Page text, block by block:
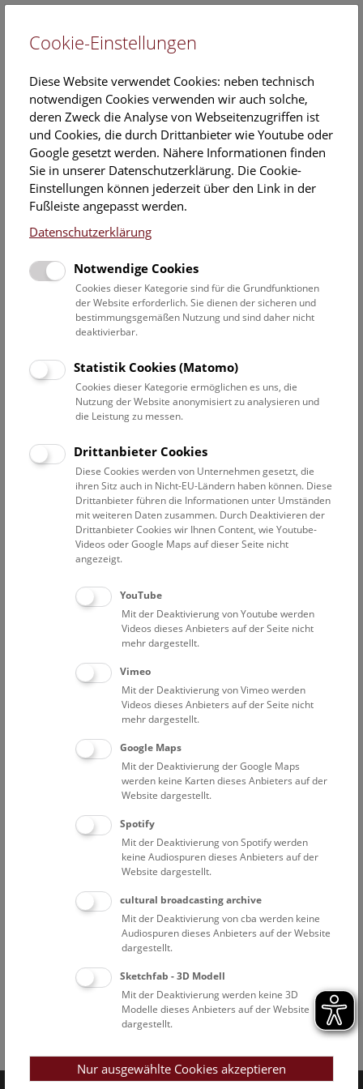
EN
Veranstaltungskalender
Informationen zu Gruppen,- Kindergarten- und
Schulprogrammen finden Siehier
Datumsfilter
21.2.2024
Datum auswählen
Erweiterte Suche
Filter zurücksetzen
21. Februar 2024
Bisher keine Ergebnisse. Dienstags ist das NHM Wien
in der Regel geschlossen. Ausnahmen finden sie
Eine Nacht im Museum
Cookie-Einstellungen
Diese Website verwendet Cookies: neben technisch
notwendigen Cookies verwenden wir auch solche,
deren Zweck die Analyse von Webseitenzugriffen ist
und Cookies, die durch Drittanbieter wie Youtube oder
Google gesetzt werden. Nähere Informationen finden
Sie in unserer Datenschutzerklärung. Die Cookie-
Einstellungen können jederzeit über den Link in der
Fußleiste angepasst werden.
Datenschutzerklärung
Notwendige Cookies
Cookies dieser Kategorie sind für die Grundfunktionen
der Website erforderlich. Sie dienen der sicheren und
bestimmungsgemäßen Nutzung und sind daher nicht
deaktivierbar.
Statistik Cookies (Matomo)
Cookies dieser Kategorie ermöglichen es uns, die
Nutzung der Website anonymisiert zu analysieren und
die Leistung zu messen.
Drittanbieter Cookies
Diese Cookies werden von Unternehmen gesetzt, die
ihren Sitz auch in Nicht-EU-Ländern haben können. Diese
Drittanbieter führen die Informationen unter Umständen
mit weiteren Daten zusammen. Durch Deaktivieren der
Drittanbieter Cookies wir Ihnen Content, wie Youtube-
Videos oder Google Maps auf dieser Seite nicht
angezeigt.
YouTube
Mit der Deaktivierung von Youtube werden
Videos dieses Anbieters auf der Seite nicht
mehr dargestellt.
Vimeo
Mit der Deaktivierung von Vimeo werden
Videos dieses Anbieters auf der Seite nicht
mehr dargestellt.
Google Maps
Mit der Deaktivierung der Google Maps
werden keine Karten dieses Anbieters auf der
Website dargestellt.
Spotify
Mit der Deaktivierung von Spotify werden
keine Audiospuren dieses Anbieters auf der
Website dargestellt.
cultural broadcasting archive
Mit der Deaktivierung von cba werden keine
Audiospuren dieses Anbieters auf der Website
dargestellt.
Sketchfab - 3D Modell
Mit der Deaktivierung werden keine 3D
Modelle dieses Anbieters auf der Website
dargestellt.
Nur ausgewählte Cookies akzeptieren